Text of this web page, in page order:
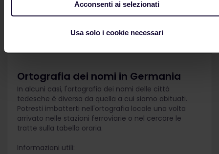
Acconsenti ai selezionati
Usa solo i cookie necessari
Ortografia dei nomi in Germania
In alcuni casi, l'ortografia dei nomi delle città
tedesche è diversa da quella a cui siamo abituati.
Potresti imbatterti nell'ortografia locale una volta
arrivato nelle stazioni ferroviarie o nel cercare le
tratte sulla tabella oraria.
Informazioni utili: